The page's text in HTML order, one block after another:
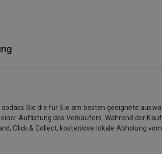
Gegenanzeigen: Nicht anwenden
Überempfindlichkeit gegenüber
der sonstigen Bestandteile.
Sie die für Sie am besten geeignete
Auflistung des Verkäufers. Während der
Click & Collect, kostenlose lokale Abholung